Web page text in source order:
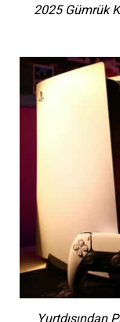
2025 Gümrük
Yurtdışından